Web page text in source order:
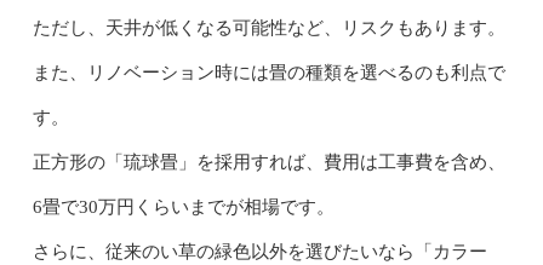
ただし、天井が低くなる可能性など、リスクもあります。
また、リノベーション時には畳の種類を選べるのも利点で
す。
正方形の「琉球畳」を採用すれば、費用は工事費を含め、
6畳で30万円くらいまでが相場です。
さらに、従来のい草の緑色以外を選びたいなら「カラー